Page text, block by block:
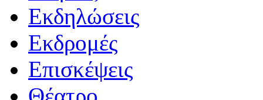
Εκδηλώσεις
Εκδρομές
Επισκέψεις